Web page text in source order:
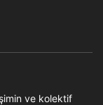
ve kolektif